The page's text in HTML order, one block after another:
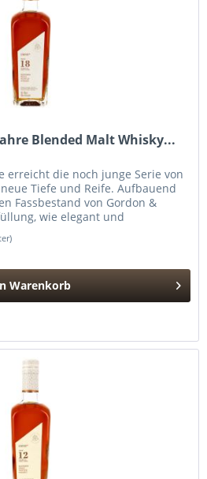
Blended Malt Whisky...
erreicht die noch junge Serie von
Tiefe und Reife. Aufbauend
Fassbestand von Gordon &
wie elegant und
Warenkorb